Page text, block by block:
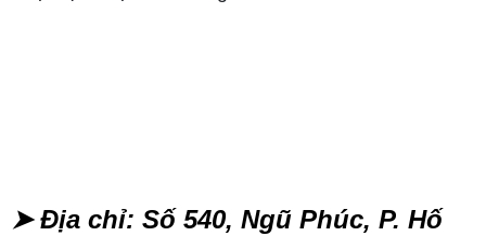
➤Địa chỉ: Số 540, Ngũ Phúc, P. Hố